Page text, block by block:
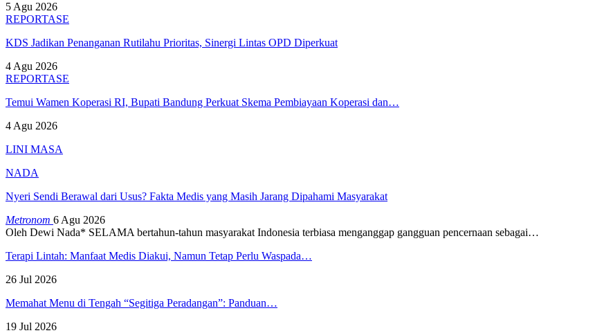
5 Agu 2026
REPORTASE
KDS Jadikan Penanganan Rutilahu Prioritas, Sinergi Lintas OPD Diperkuat
4 Agu 2026
REPORTASE
Temui Wamen Koperasi RI, Bupati Bandung Perkuat Skema Pembiayaan Koperasi dan…
4 Agu 2026
LINI MASA
NADA
Nyeri Sendi Berawal dari Usus? Fakta Medis yang Masih Jarang Dipahami Masyarakat
Metronom 6 Agu 2026
Oleh Dewi Nada* SELAMA bertahun-tahun masyarakat Indonesia terbiasa menganggap gangguan pencernaan sebagai…
Terapi Lintah: Manfaat Medis Diakui, Namun Tetap Perlu Waspada…
26 Jul 2026
Memahat Menu di Tengah “Segitiga Peradangan”: Panduan…
19 Jul 2026